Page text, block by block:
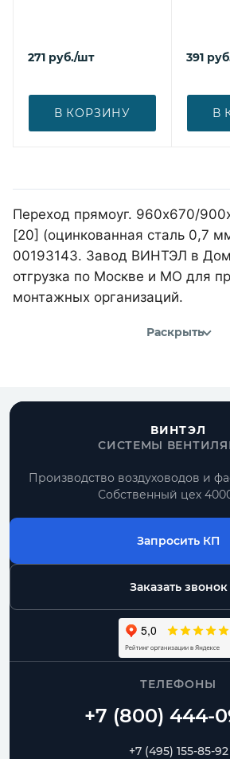
271 руб./шт
В КОРЗИНУ
391
В
Переход прямоуг. 960х670/
[20] (оцинкованная сталь 0,7
00193143. Завод ВИНТЭЛ в
отгрузка по Москве и МО для
монтажных организаций.
Раскрыть
ВИНТЭЛ
СИСТЕМЫ
Производство воздуховодов и
Собственный цех
Запросить КП
Заказать звонок
ТЕЛЕФОНЫ
+7 (495) 155-85-92